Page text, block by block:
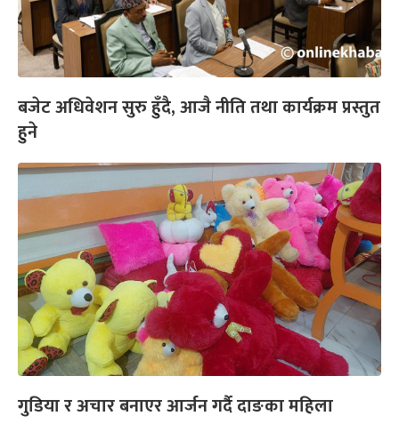
बजेट अधिवेशन सुरु हुँदै, आजै नीति तथा कार्यक्रम प्रस्तुत
हुने
गुडिया र अचार बनाएर आर्जन गर्दै दाङका महिला